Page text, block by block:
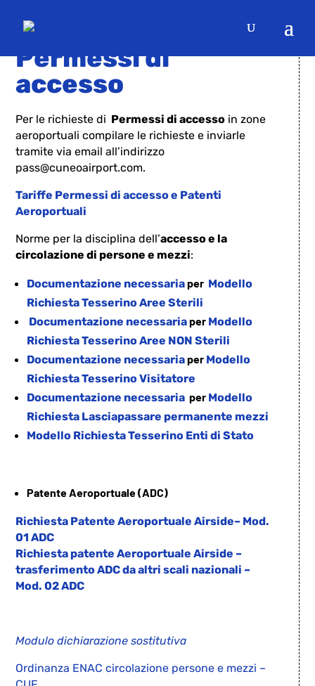
RICHIESTA
Permessi di
accesso
Per le richieste di Permessi di accesso in zone
aeroportuali compilare le richieste e inviarle
tramite via email all’indirizzo
pass@cuneoairport.com.
Tariffe Permessi di accesso e Patenti
Aeroportuali
Norme per la disciplina dell’accesso e la
circolazione di persone e mezzi:
Documentazione necessariaper Modello
Richiesta Tesserino Aree Sterili
Documentazione necessariaper Modello
Richiesta Tesserino Aree NON Sterili
Documentazione necessariaper Modello
Richiesta Tesserino Visitatore
Documentazione necessaria per Modello
Richiesta Lasciapassare permanente mezzi
Modello Richiesta Tesserino Enti di Stato
Patente Aeroportuale (ADC)
Richiesta Patente Aeroportuale Airside– Mod.
01 ADC
Richiesta patente Aeroportuale Airside –
trasferimento ADC da altri scali nazionali –
Mod. 02 ADC
Modulo dichiarazione sostitutiva
Ordinanza ENAC circolazione persone e mezzi –